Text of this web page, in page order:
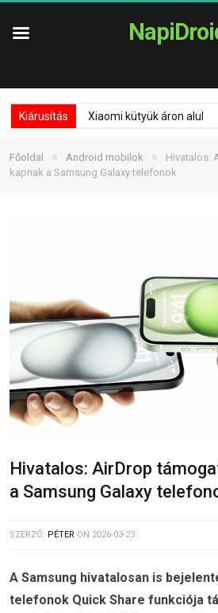
Kiárusítás Xiaomi kütyük áron alul
Főoldal » Android mobilok »
Hivatalos:
kapnak a Samsung Galaxy telefonok
Hivatalos: AirDrop
a Samsung Galaxy
SZERZŐ: PÉTER ON 2026-03-23
A Samsung hivatalosan is
telefonok Quick Share funkciója